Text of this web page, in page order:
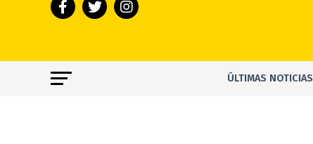
ÚLTIMAS NOTICIAS